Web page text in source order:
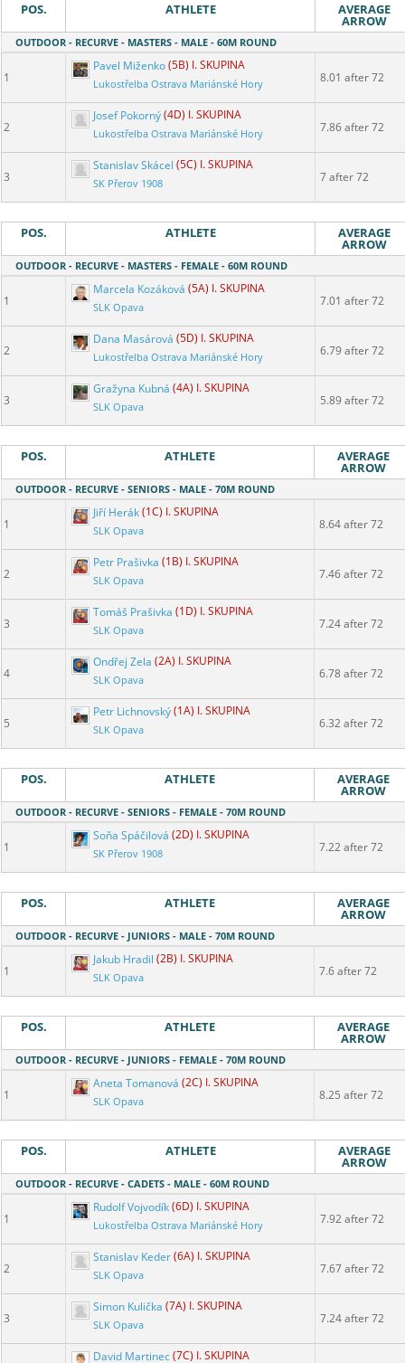
POS. ATHLETE AVERAGE
ARROW
OUTDOOR - RECURVE - MASTERS - MALE - 60M ROUND
1
Pavel Miženko(5B) I. SKUPINA
Lukostřelba Ostrava Mariánské Hory 8.01 after 72
2
Josef Pokorný(4D) I. SKUPINA
Lukostřelba Ostrava Mariánské Hory 7.86 after 72
3
Stanislav Skácel (5C) I. SKUPINA
SK Přerov 1908 7 after 72
POS. ATHLETE AVERAGE
ARROW
OUTDOOR - RECURVE - MASTERS - FEMALE - 60M ROUND
1
Marcela Kozáková (5A) I. SKUPINA
SLK Opava 7.01 after 72
2
Dana Masárová (5D) I. SKUPINA
Lukostřelba Ostrava Mariánské Hory 6.79 after 72
3
Gražyna Kubná (4A) I. SKUPINA
SLK Opava 5.89 after 72
POS. ATHLETE AVERAGE
ARROW
OUTDOOR - RECURVE - SENIORS - MALE - 70M ROUND
1
Jiří Herák(1C) I. SKUPINA
SLK Opava 8.64 after 72
2
Petr Prašivka (1B) I. SKUPINA
SLK Opava 7.46 after 72
3
Tomáš Prašivka (1D) I. SKUPINA
SLK Opava 7.24 after 72
4
Ondřej Zela (2A) I. SKUPINA
SLK Opava 6.78 after 72
5
Petr Lichnovský(1A) I. SKUPINA
SLK Opava 6.32 after 72
POS. ATHLETE AVERAGE
ARROW
OUTDOOR - RECURVE - SENIORS - FEMALE - 70M ROUND
1
Soňa Spáčilová (2D) I. SKUPINA
SK Přerov 1908 7.22 after 72
POS. ATHLETE AVERAGE
ARROW
OUTDOOR - RECURVE - JUNIORS - MALE - 70M ROUND
1
Jakub Hradil (2B) I. SKUPINA
SLK Opava 7.6 after 72
POS. ATHLETE AVERAGE
ARROW
OUTDOOR - RECURVE - JUNIORS - FEMALE - 70M ROUND
1
Aneta Tomanová (2C) I. SKUPINA
SLK Opava 8.25 after 72
POS. ATHLETE AVERAGE
ARROW
OUTDOOR - RECURVE - CADETS - MALE - 60M ROUND
1
Rudolf Vojvodík(6D) I. SKUPINA
Lukostřelba Ostrava Mariánské Hory 7.92 after 72
2
Stanislav Keder(6A) I. SKUPINA
SLK Opava 7.67 after 72
3
Simon Kulička (7A) I. SKUPINA
SLK Opava 7.24 after 72
David Martinec(7C) I. SKUPINA